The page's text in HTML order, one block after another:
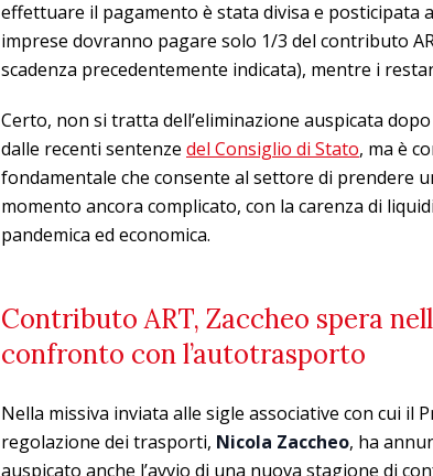
effettuare il pagamento è stata divisa e posticipata
imprese dovranno pagare solo 1/3 del contributo
scadenza precedentemente indicata), mentre i
Certo, non si tratta dell’eliminazione auspicata
dalle recenti sentenze del Consiglio di Stato, ma è
fondamentale che consente al settore di prendere
momento ancora complicato, con la carenza di
pandemica ed economica.
Contributo ART, Zaccheo spera
confronto con l’autotrasporto
Nella missiva inviata alle sigle associative con cui il
regolazione dei trasporti, Nicola Zaccheo, ha
auspicato anche l’avvio di una nuova stagione di